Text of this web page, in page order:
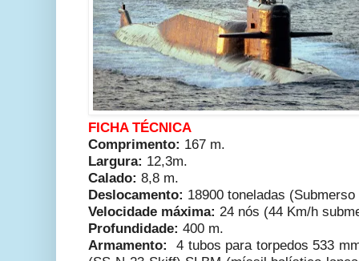
FICHA TÉCNICA
Comprimento: 167 m.
Largura: 12,3m.
Calado: 8,8 m.
Deslocamento: 18900 toneladas
Velocidade máxima: 24 nós (44 Km/h
Profundidade: 400 m.
Armamento:
4 tubos para torpedos 533